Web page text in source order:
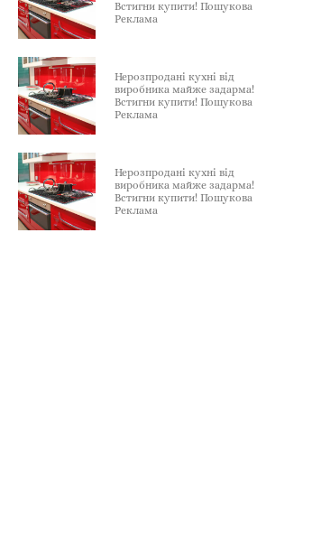
Встигни купити! Пошукова
Реклама
Нерозпродані кухні від
виробника майже задарма!
Встигни купити! Пошукова
Реклама
Нерозпродані кухні від
виробника майже задарма!
Встигни купити! Пошукова
Реклама